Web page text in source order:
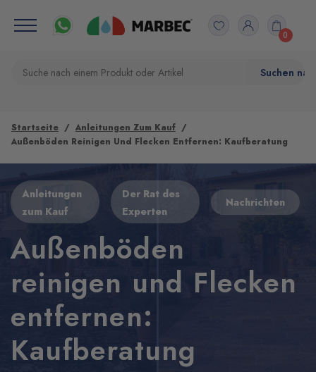
0
Startseite
Anleitungen Zum Kauf
Außenböden Reinigen Und Flecken Entfernen: Kaufberatung
Anleitungen
zum Kauf
Der Rat des
Experten
Nachrichten
Außenböden
reinigen und Flecken
entfernen:
Kaufberatung